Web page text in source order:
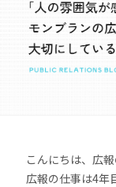
こんにちは、広報
広報の仕事は4年